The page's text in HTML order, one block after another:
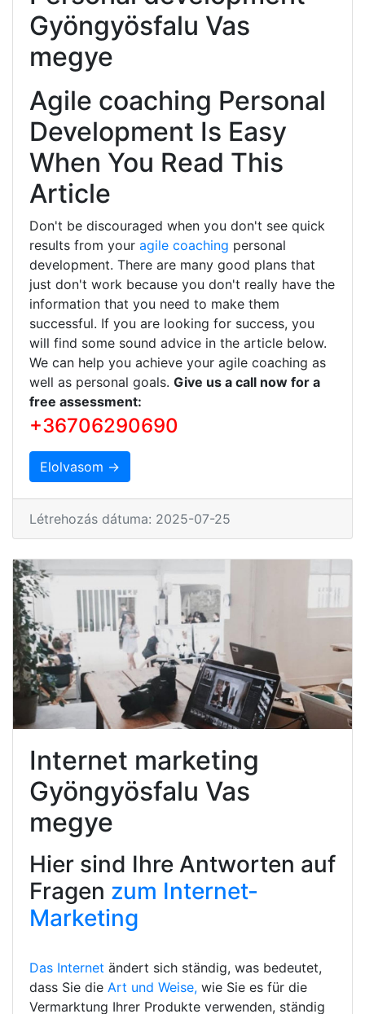
Gyöngyösfalu Vas
megye
Agile coaching Personal
Development Is Easy
When You Read This
Article
Don't be discouraged when you don't see quick
results from your agile coaching personal
development. There are many good plans that
just don't work because you don't really have the
information that you need to make them
successful. If you are looking for success, you
will find some sound advice in the article below.
We can help you achieve your agile coaching as
well as personal goals. Give us a call now for a
free assessment:
+36706290690
Elolvasom →
Létrehozás dátuma: 2025-07-25
Internet marketing
Gyöngyösfalu Vas
megye
Hier sind Ihre Antworten auf
Fragen zum Internet-
Marketing
Das Internet ändert sich ständig, was bedeutet,
dass Sie die Art und Weise, wie Sie es für die
Vermarktung Ihrer Produkte verwenden, ständig